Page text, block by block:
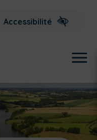
Accessibilité